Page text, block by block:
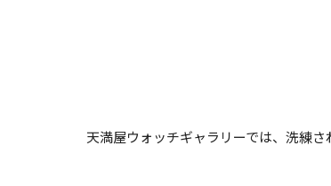
天満屋ウォッチギャラリーでは、洗練